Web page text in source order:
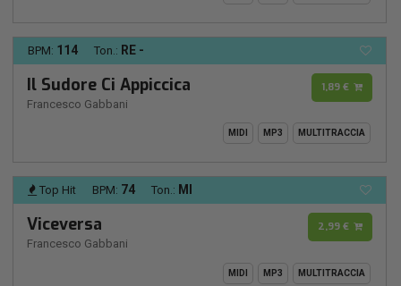
BPM: 114 Ton.: RE -
Il Sudore Ci Appiccica
Francesco Gabbani
1,89 €
MIDI MP3 MULTITRACCIA
Top Hit BPM: 74 Ton.: MI
Viceversa
Francesco Gabbani
2,99 €
MIDI MP3 MULTITRACCIA